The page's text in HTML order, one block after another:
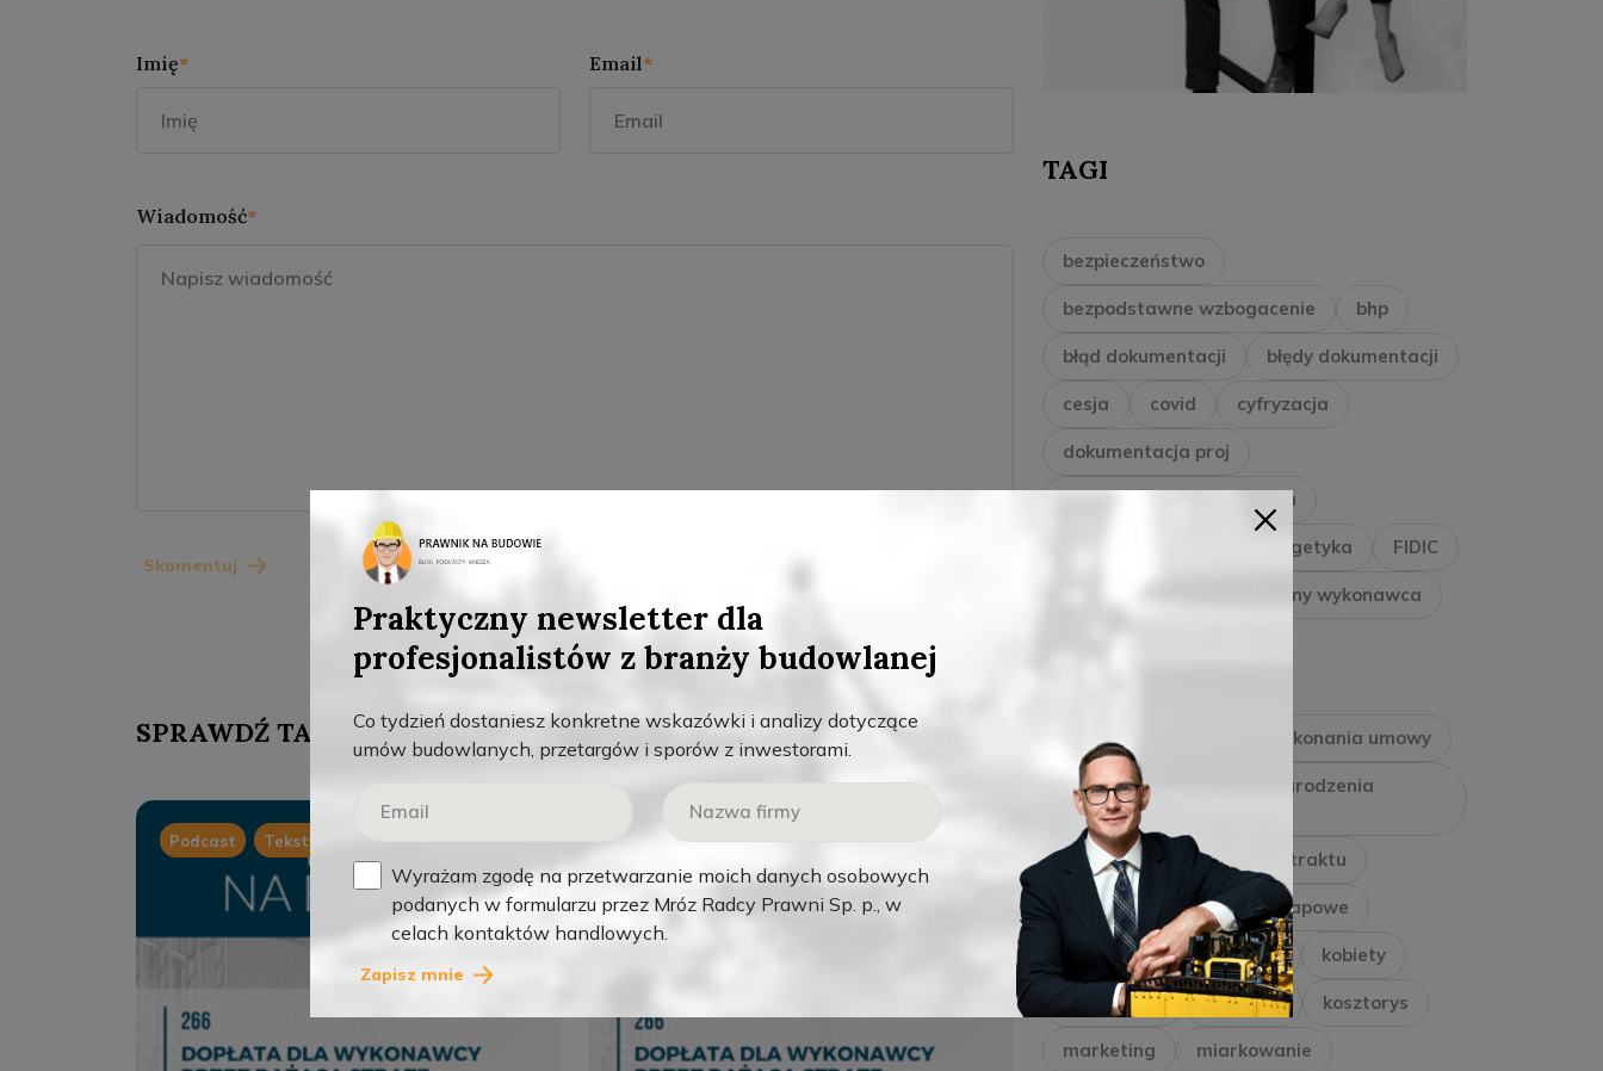
Imię* Email*
Wiadomość*
Skomentuj
SPRAWDŹ TAKŻE
Podcast , Teksty Wideo Podcast , Teksty
TAGI
bezpieczeństwo
bezpodstawne wzbogacenie bhp
błąd dokumentacji błędy dokumentacji
cesja covid cyfryzacja
dokumentacja proj
dokumentacja projektowa
energetyka FIDIC
generalny wykonawca
gwarancja należytego wykonania umowy
gwarancja zapłaty wynagrodzenia
wykonawcy
inwestor Inżynier Kontraktu
kara umowna kary etapowe
kary umowne kaucja kobiety
konsorcjum kontrakt kosztorys
marketing miarkowanie
Praktyczny newsletter dla
profesjonalistów z branży budowlanej
Co tydzień dostaniesz konkretne wskazówki i analizy dotyczące
umów budowlanych, przetargów i sporów z inwestorami.
Wyrażam zgodę na przetwarzanie moich danych osobowych
podanych w formularzu przez Mróz Radcy Prawni Sp. p., w
celach kontaktów handlowych.
Zapisz mnie